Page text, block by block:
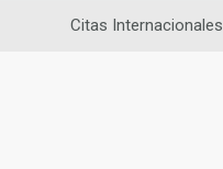
Citas Internacionales